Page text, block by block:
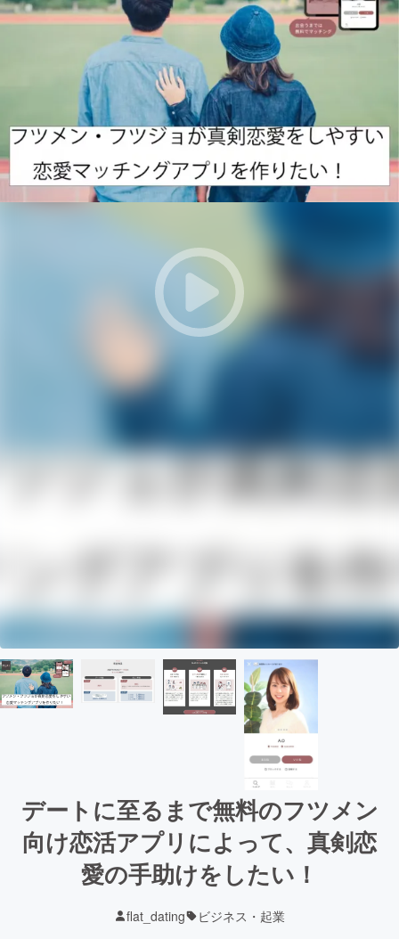
デートに至るまで無料のフツメン
向け恋活アプリによって、真剣恋
愛の手助けをしたい！
flat_dating ビジネス・起業